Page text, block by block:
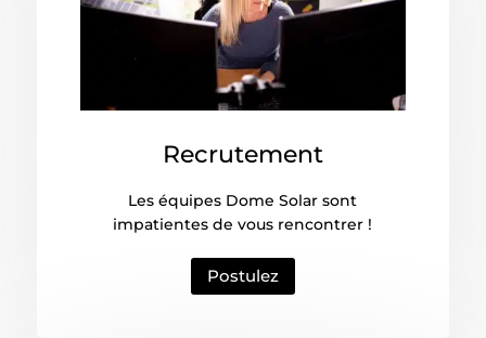
Recrutement
Les équipes Dome Solar sont
impatientes de vous rencontrer !
Postulez